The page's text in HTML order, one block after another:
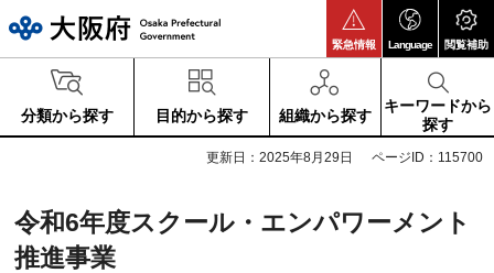
緊急情報 Language 閲覧補助
分類から探す 目的から探す 組織から探す
キーワードから
探す
更新日：2025年8月29日 ページID：115700
令和6年度スクール・エンパワーメント
推進事業